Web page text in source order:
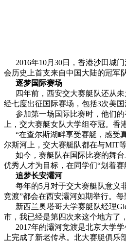
2016年10月30日，香港沙田城门
会历史上首支来自中国大陆的冠军
逐梦国际赛场
四年前，西安交大赛艇队还从未
经七度出征国际赛场，包括3次美
参加第一场国际比赛时，他们的
上，交大赛艇女队大学组夺冠。
“在查尔斯湖畔享受赛艇，感受
尔斯河上，交大赛艇队都在与MIT
如今，赛艇队在国际比赛的舞台
优秀人才为目标，在同学们“划着
追梦长安灞河
每年的5月对于交大赛艇队意义
竞渡”都会在西安灞河如期举行。
新西兰奥塔哥大学赛艇队经理
市，我已经是第四次来这个地方了
2017年的灞河竞渡是北京大学学
上完成了新老传承。北大赛艇俱